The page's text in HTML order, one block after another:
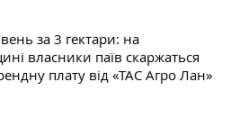
за 3 гектари: на
власники паїв скаржаться
плату від «ТАС Агро Лан»